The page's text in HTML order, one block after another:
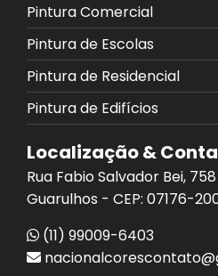
Pintura Comercial
Pintura de Escolas
Pintura de Residencial
Pintura de Edifícios
Localização &
Rua Fabio Salvador Bei, 758
Guarulhos - CEP: 07176-
(11) 99009-6403